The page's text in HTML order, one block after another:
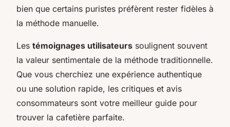
bien que certains puristes préfèrent rester fidèles à
la méthode manuelle.
Les témoignages utilisateurs soulignent souvent
la valeur sentimentale de la méthode traditionnelle.
Que vous cherchiez une expérience authentique
ou une solution rapide, les critiques et avis
consommateurs sont votre meilleur guide pour
trouver la cafetière parfaite.